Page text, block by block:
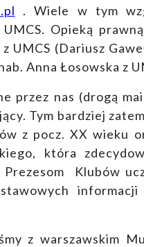
. Wiele w tym
Opieką
UMCS (Dariusz
Anna Łosowska z
przez nas (drogą
Tym bardziej
z pocz. XX wieku
która
Klubów
z warszawskim